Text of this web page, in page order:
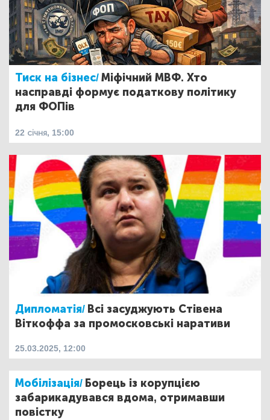
Тиск на бізнес/Міфічний МВФ. Хто
насправді формує податкову політику
для ФОПів
22 січня, 15:00
Дипломатія/ Всі засуджують Стівена
Віткоффа за промосковські наративи
25.03.2025, 12:00
Мобілізація/ Борець із корупцією
забарикадувався вдома, отримавши
повістку